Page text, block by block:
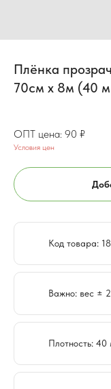
Плёнка
70см x 8м (40
90 ₽
Условия цен
Код товара:
Важно: вес ±
Плотность: